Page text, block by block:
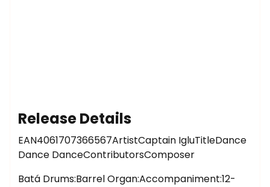
Release Details
EAN4061707366567ArtistCaptain IgluTitleDance
Dance DanceContributorsComposer
Batá Drums:Barrel Organ:Accompaniment:12-